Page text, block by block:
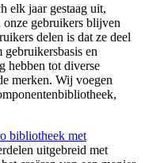
elk jaar gestaag uit,
onze gebruikers blijven
delen is dat ze deel
en
hebben tot diverse
merken. Wij voegen
bibliotheek met
uitgebreid met